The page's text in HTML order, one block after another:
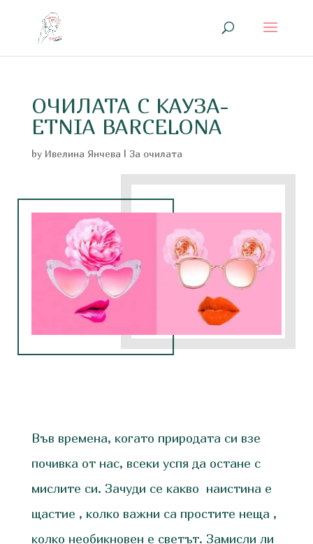
ОЧИЛАТА С КАУЗА-
ETNIA BARCELONA
by Ивелина Янчева | За очилата
Във времена, когато природата си взе
почивка от нас, всеки успя да остане с
мислите си. Зачуди се какво наистина е
щастие , колко важни са простите неща ,
колко необикновен е светът. Замисли ли